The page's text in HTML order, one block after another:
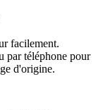
facilement.
par téléphone pour
d'origine.